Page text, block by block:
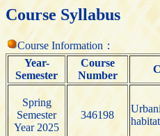
Course Syllabus
Course Information：
Year-
Semester
Course
Number
Spring
Semester
Year 2025
346198
habitat